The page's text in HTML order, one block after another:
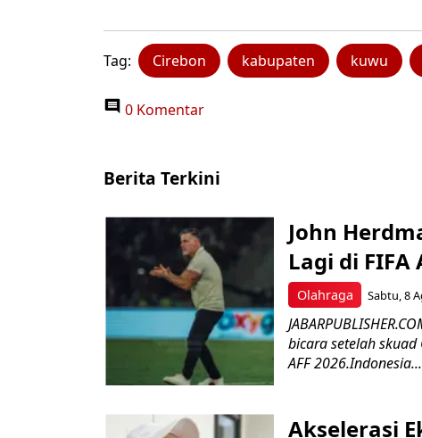
Tag: Cirebon kabupaten kuwu
0 Komentar
Berita Terkini
Olahraga
John
Lagi di FIFA
Sabtu, 8
bicara setelah
AFF 2026.Indonesia...
Akselerasi